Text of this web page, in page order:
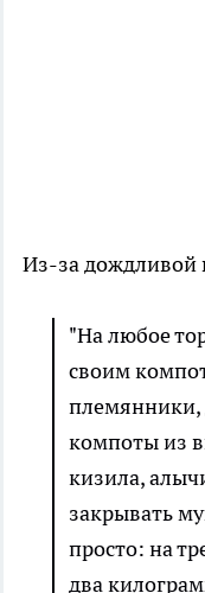
Из-за дождливой
"На любое
своим
племянники,
компоты из
кизила,
закрывать
просто: на
два